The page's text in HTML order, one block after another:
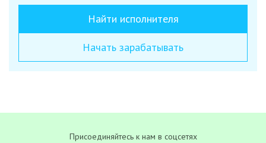
Найти исполнителя
Начать зарабатывать
Присоединяйтесь к нам в соцсетях